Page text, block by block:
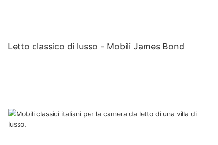
Letto classico di lusso - Mobili James Bond